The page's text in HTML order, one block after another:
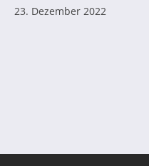
23. Dezember 2022